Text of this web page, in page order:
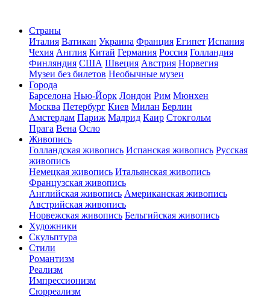
Страны
Италия Ватикан Украина Франция Египет Испания
Чехия Англия Китай Германия Россия Голландия
Финляндия США Швеция Австрия Норвегия
Музеи без билетов Необычные музеи
Города
Барселона Нью-Йорк Лондон Рим Мюнхен
Москва Петербург Киев Милан Берлин
Амстердам Париж Мадрид Каир Стокгольм
Прага Вена Осло
Живопись
Голландская живопись Испанская живопись Русская
живопись
Немецкая живопись Итальянская живопись
Французская живопись
Английская живопись Американская живопись
Австрийская живопись
Норвежская живопись Бельгийская живопись
Художники
Скульптура
Стили
Романтизм
Реализм
Импрессионизм
Сюрреализм